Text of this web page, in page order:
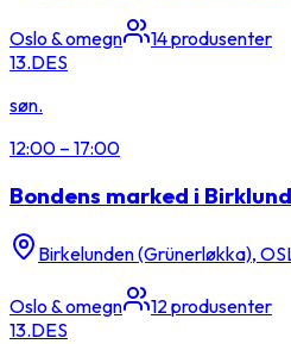
Oslo & omegn 14produsenter
13.DES
søn.
12:00 – 17:00
Bondens marked i
Birkelunden (Grünerløkka),
Oslo & omegn 12produsenter
13.DES